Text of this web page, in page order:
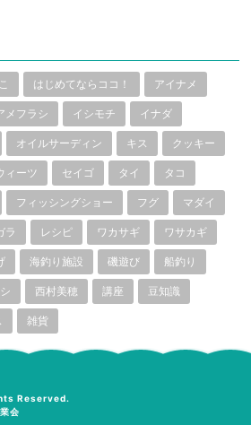
はじめてならココ！ アイナメ
メフラシ イシモチ イナダ
オイルサーディン キス クッキー
ィーツ セイゴ タイ タコ
フィッシングショー フグ マダイ
ラ レシピ ワカサギ ワサカギ
海釣り施設 磯遊び 船釣り
西村美穂 講座 豆知識
雑貨
Reserved.
会